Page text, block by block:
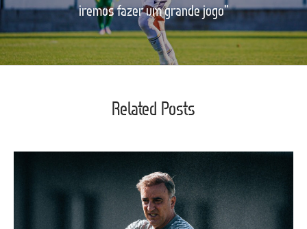
iremos fazer um grande jogo"
Related Posts